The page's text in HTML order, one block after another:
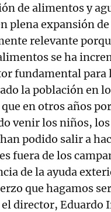
de alimentos y
plena expansión
relevante
se ha
fundamental para
la población en
en otros años
venir los niños,
podido salir a
fuera de los
de la ayuda
que hagamos
el director, Eduardo